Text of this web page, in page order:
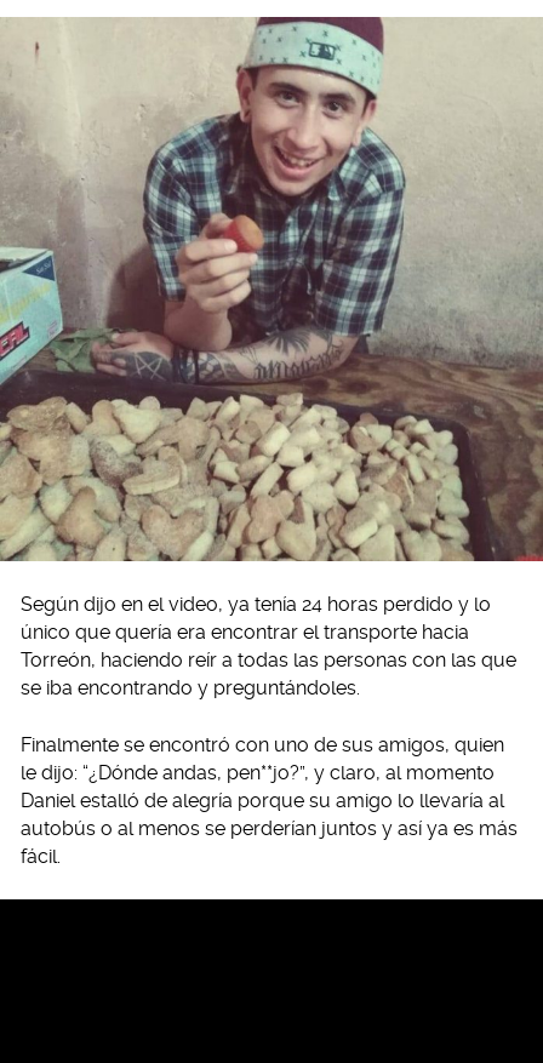
Según dijo en el video, ya tenía 24 horas perdido y lo
único que quería era encontrar el transporte hacia
Torreón, haciendo reír a todas las personas con las que
se iba encontrando y preguntándoles.
Finalmente se encontró con uno de sus amigos, quien
le dijo: “¿Dónde andas, pen**jo?”, y claro, al momento
Daniel estalló de alegría porque su amigo lo llevaría al
autobús o al menos se perderían juntos y así ya es más
fácil.